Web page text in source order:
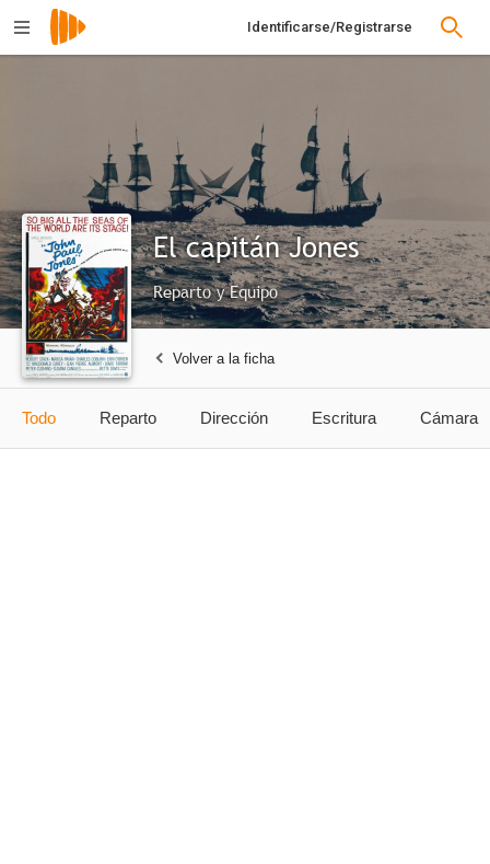
Identificarse/Registrarse
El capitán Jones
Reparto y Equipo
Volver a la ficha
Todo Reparto Dirección Escritura Cámara